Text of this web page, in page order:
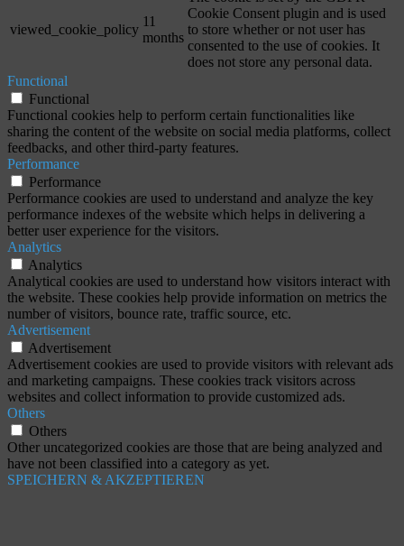
viewed_cookie_policy
11
months
Cookie Consent plugin and is used
to store whether or not user has
consented to the use of cookies. It
does not store any personal data.
Functional
Functional
Functional cookies help to perform certain functionalities like
sharing the content of the website on social media platforms, collect
feedbacks, and other third-party features.
Performance
Performance
Performance cookies are used to understand and analyze the key
performance indexes of the website which helps in delivering a
better user experience for the visitors.
Analytics
Analytics
Analytical cookies are used to understand how visitors interact with
the website. These cookies help provide information on metrics the
number of visitors, bounce rate, traffic source, etc.
Advertisement
Advertisement
Advertisement cookies are used to provide visitors with relevant ads
and marketing campaigns. These cookies track visitors across
websites and collect information to provide customized ads.
Others
Others
Other uncategorized cookies are those that are being analyzed and
have not been classified into a category as yet.
SPEICHERN & AKZEPTIEREN